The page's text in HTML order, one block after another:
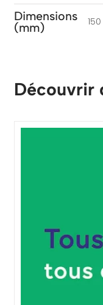
Dimensions
(mm)
Découvrir